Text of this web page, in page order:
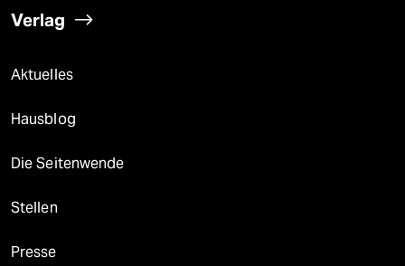
Verlag
Aktuelles
Hausblog
Die Seitenwende
Stellen
Presse